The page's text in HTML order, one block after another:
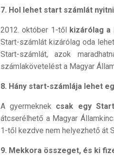
7. Hol lehet start számlát
2012. október 1-től kizárólag
Start-számlát kizárólag oda
Start-számlát, azok
számlakövetelést a Magyar
8. Hány start-számlája lehet
A gyermeknek csak egy
átcserélhető a Magyar
1-től kezdve nem helyezhető át
9. Mekkora összeget, és ki